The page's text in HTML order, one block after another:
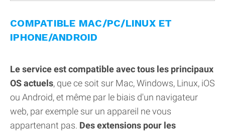
COMPATIBLE MAC/PC/LINUX ET
IPHONE/ANDROID
Le service est compatible avec tous les principaux
OS actuels, que ce soit sur Mac, Windows, Linux, iOS
ou Android, et même par le biais d'un navigateur
web, par exemple sur un appareil ne vous
appartenant pas. Des extensions pour les